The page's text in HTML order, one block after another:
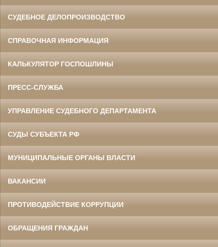
СУДЕБНОЕ ДЕЛОПРОИЗВОДСТВО
СПРАВОЧНАЯ ИНФОРМАЦИЯ
КАЛЬКУЛЯТОР ГОСПОШЛИНЫ
ПРЕСС-СЛУЖБА
УПРАВЛЕНИЕ СУДЕБНОГО ДЕПАРТАМЕНТА
СУДЫ СУБЪЕКТА РФ
МУНИЦИПАЛЬНЫЕ ОРГАНЫ ВЛАСТИ
ВАКАНСИИ
ПРОТИВОДЕЙСТВИЕ КОРРУПЦИИ
ОБРАЩЕНИЯ ГРАЖДАН